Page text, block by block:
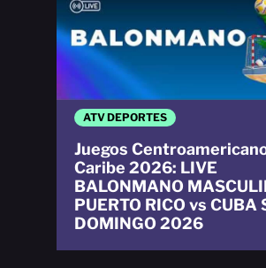
ATV DEPORTES
Juegos
Caribe 2026: LIVE
BALONMANO
PUERTO RICO vs CUBA
DOMINGO 2026